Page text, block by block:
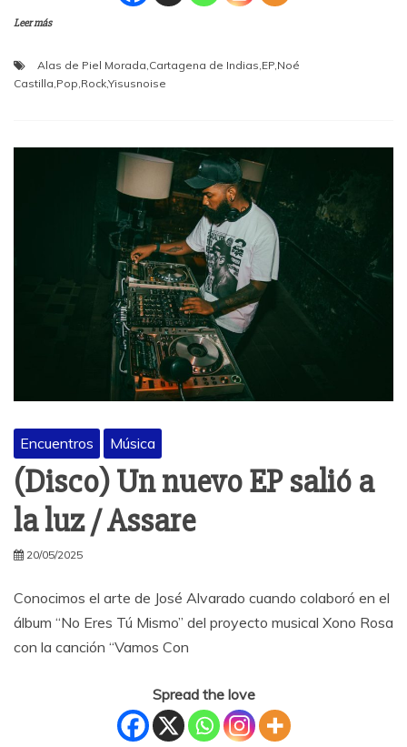
Leer más
Alas de Piel Morada,Cartagena de Indias,EP,Noé
Castilla,Pop,Rock,Yisusnoise
Encuentros Música
(Disco) Un nuevo EP salió a
la luz / Assare
20/05/2025
Conocimos el arte de José Alvarado cuando colaboró en el
álbum “No Eres Tú Mismo” del proyecto musical Xono Rosa
con la canción “Vamos Con
Spread the love